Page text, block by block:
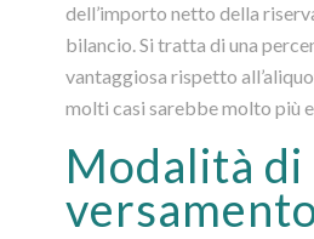
dell’importo netto della
bilancio. Si tratta di una
vantaggiosa rispetto
molti casi sarebbe molto più
Modalità di